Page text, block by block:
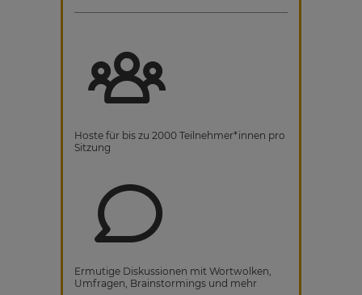
Hoste für bis zu 2000 Teilnehmer*innen pro
Sitzung
Ermutige Diskussionen mit Wortwolken,
Umfragen, Brainstormings und mehr